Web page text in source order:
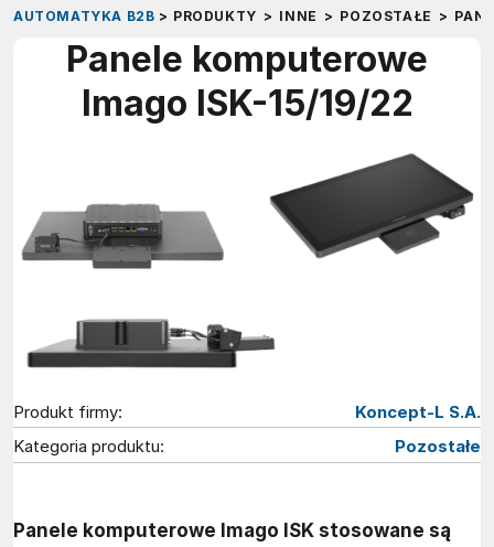
AUTOMATYKA B2B > PRODUKTY > INNE > POZOSTAŁE >
Panele komputerowe
Imago ISK-15/19/22
Produkt firmy:
Koncept-L S.A.
Kategoria produktu:
Pozostałe
Panele komputerowe Imago ISK stosowane są